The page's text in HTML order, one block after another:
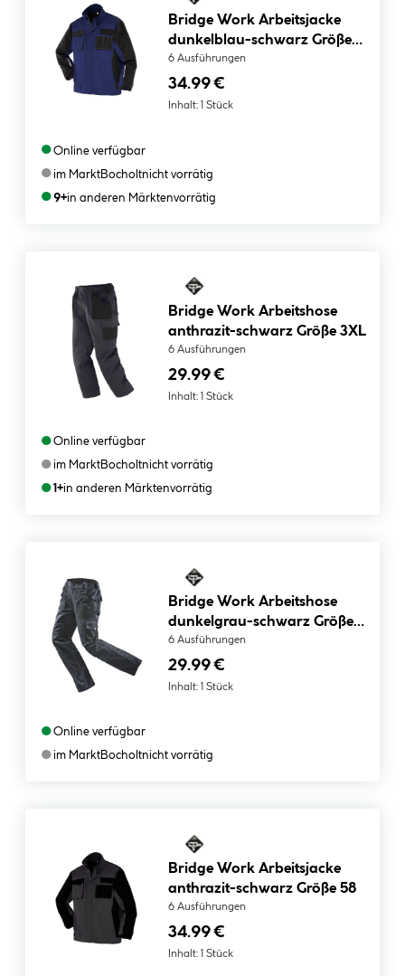
Bridge Work Arbeitsjacke
dunkelblau-schwarz Größe
54
6 Ausführungen
34.99 €
Inhalt: 1 Stück
●Online verfügbar
●im MarktBocholtnicht vorrätig
●9+in anderen Märktenvorrätig
Bridge Work Arbeitshose
anthrazit-schwarz Größe 3XL
6 Ausführungen
29.99 €
Inhalt: 1 Stück
●Online verfügbar
●im MarktBocholtnicht vorrätig
●1+in anderen Märktenvorrätig
Bridge Work Arbeitshose
dunkelgrau-schwarz Größe
58
6 Ausführungen
29.99 €
Inhalt: 1 Stück
●Online verfügbar
●im MarktBocholtnicht vorrätig
Bridge Work Arbeitsjacke
anthrazit-schwarz Größe 58
6 Ausführungen
34.99 €
Inhalt: 1 Stück